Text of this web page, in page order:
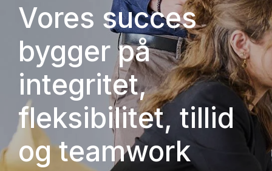
Vores succes
bygger på
integritet,
fleksibilitet, tillid
og teamwork